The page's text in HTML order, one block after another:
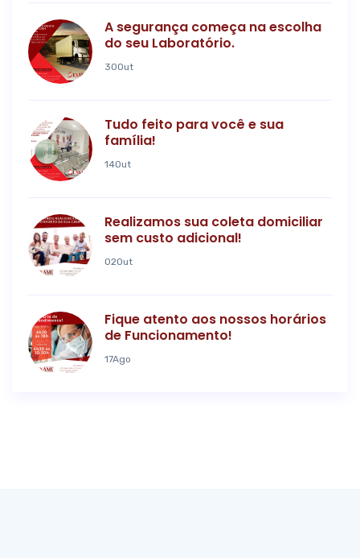
A segurança começa na escolha
do seu Laboratório.
30Out
Tudo feito para você e sua
família!
14Out
Realizamos sua coleta domiciliar
sem custo adicional!
02Out
Fique atento aos nossos horários
de Funcionamento!
17Ago